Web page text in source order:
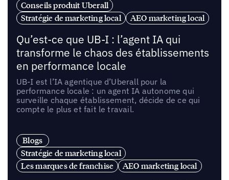
Conseils produit Uberall
Stratégie de marketing local
AEO marketing local
Qu’est-ce que UB-I : l’agent IA qui
transforme le chaos des établissements
en performance locale
UB-I est l’IA agentique d’Uberall pour la
performance locale : un agent IA autonome qui
surveille chaque établissement, décide de ce qui
compte le plus et fait le travail.
Blogs
Stratégie de marketing local
Les marques de franchise
AEO marketing local